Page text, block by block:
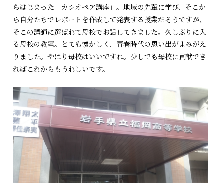
らはじまった「カシオペア講座」。地域の先輩に学び、そこか
ら自分たちでレポートを作成して発表する授業だそうですが、
そこの講師に選ばれて母校でお話してきました。久しぶりに入
る母校の教室。とても懐かしく、青春時代の思い出がよみがえ
りました。やはり母校はいいですね。少しでも母校に貢献でき
ればこれからもうれしいです。